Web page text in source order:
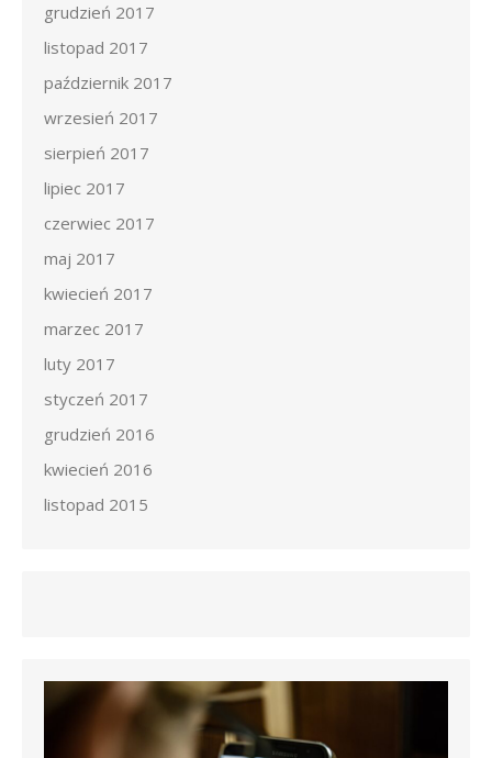
grudzień 2017
listopad 2017
październik 2017
wrzesień 2017
sierpień 2017
lipiec 2017
czerwiec 2017
maj 2017
kwiecień 2017
marzec 2017
luty 2017
styczeń 2017
grudzień 2016
kwiecień 2016
listopad 2015